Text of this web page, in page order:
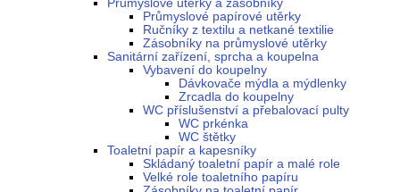
Průmyslové utěrky a zásobníky
Průmyslové papírové utěrky
Ručníky z textilu a netkané textilie
Zásobníky na průmyslové utěrky
Sanitární zařízení, sprcha a koupelna
Vybavení do koupelny
Dávkovače mýdla a mýdlenky
Zrcadla do koupelny
WC příslušenství a přebalovací pulty
WC prkénka
WC štětky
Toaletní papír a kapesníky
Skládaný toaletní papír a malé role
Velké role toaletního papíru